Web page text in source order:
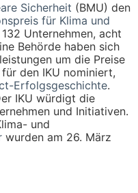
Sicherheit (BMU) den
für Klima und
Unternehmen, acht
Behörde haben sich
um die Preise
den IKU nominiert,
Erfolgsgeschichte.
IKU würdigt die
und Initiativen.
und
wurden am 26. März